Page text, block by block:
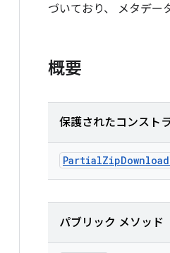
づいており、 メタデー
概要
保護されたコンスト
PartialZipDownload
パブリック メソッド